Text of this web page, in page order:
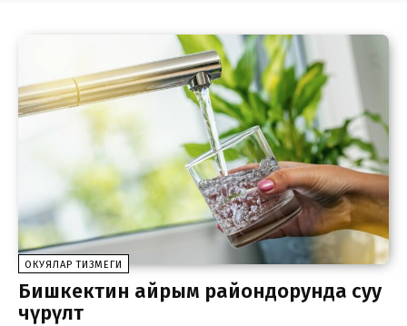
ОКУЯЛАР ТИЗМЕГИ
Бишкектин айрым райондорунда суу
өчүрүлөт